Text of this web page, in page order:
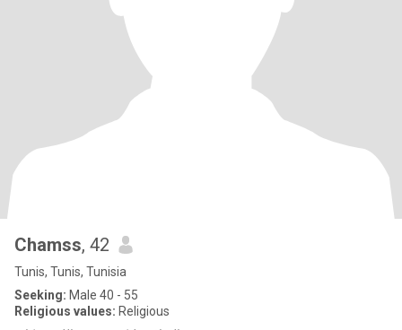
Chamss, 42
Tunis, Tunis, Tunisia
Seeking: Male 40 - 55
Religious values: Religious